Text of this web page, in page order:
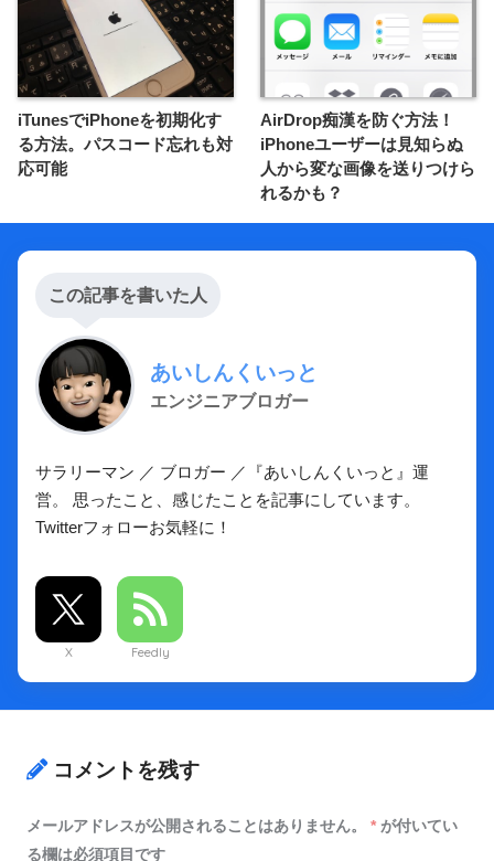
iTunesでiPhoneを初期化す
る方法。パスコード忘れも対
応可能
AirDrop痴漢を防ぐ方法！
iPhoneユーザーは見知らぬ
人から変な画像を送りつけら
れるかも？
この記事を書いた人
あいしんくいっと
エンジニアブロガー
サラリーマン ／ ブロガー ／『あいしんくいっと』運
営。 思ったこと、感じたことを記事にしています。
Twitterフォローお気軽に！
X Feedly
コメントを残す
メールアドレスが公開されることはありません。 * が付いてい
る欄は必須項目です